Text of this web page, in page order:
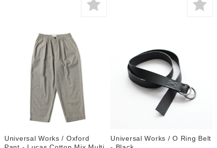
Universal Works / Oxford
Universal Works / O Ring Belt